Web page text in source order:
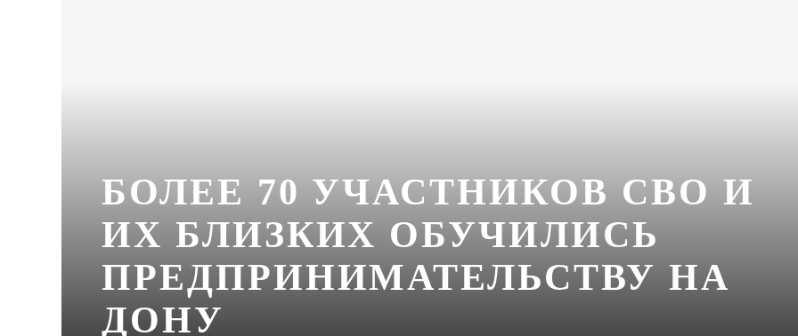
БОЛЕЕ 70 УЧАСТНИКОВ СВО И
ИХ БЛИЗКИХ ОБУЧИЛИСЬ
ПРЕДПРИНИМАТЕЛЬСТВУ НА
ДОНУ